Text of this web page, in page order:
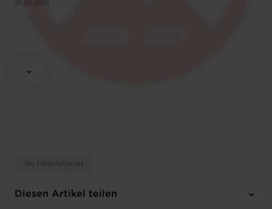
25.06.2026
Go International
Diesen Artikel teilen